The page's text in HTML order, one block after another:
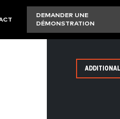
DEMANDER UNE
DÉMONSTRATION